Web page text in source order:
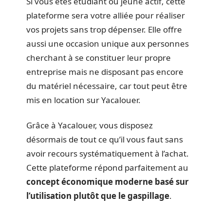
plateforme sera votre alliée pour réaliser
vos projets sans trop dépenser. Elle offre
aussi une occasion unique aux personnes
cherchant à se constituer leur propre
entreprise mais ne disposant pas encore
du matériel nécessaire, car tout peut être
mis en location sur Yacalouer.
Grâce à Yacalouer, vous disposez
désormais de tout ce qu’il vous faut sans
avoir recours systématiquement à l’achat.
Cette plateforme répond parfaitement au
concept économique moderne basé sur
l’utilisation plutôt que le gaspillage.